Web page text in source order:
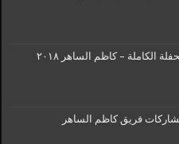
الكاملة – كاظم الساهر ٢٠١٨